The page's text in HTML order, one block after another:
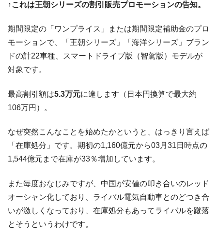
韓国政府『BYD』車への補助金を全廃 ⇒ 実
1.9倍！
在韓米国大使スティールが着韓！⇒ さっそ
く空港に詰めかけ「出て行け！」「極右勢力」のプラカー
ドを掲げる「在韓反米勢力」
ータセンター整備」⇒ だから無理だってば。
『Money1』
『Money1』
韓国『国民年金公団』株価暴落で200兆蒸
発。
『Money1』
韓国「橋が落ちました」⇒ 耐久性「なさす
ぎ」では。
『Money1』
韓国鉄鋼最大手『POSCO』ズブズブ沈む。
営業利益80.2％も減少
↑これは王朝シリーズの割引販売プロモーションの告知。
期間限定の「ワンプライス」または期間限定補助金のプロ
モーションで、「王朝シリーズ」「海洋シリーズ」ブラン
ドの計22車種、スマートドライブ版（智駕版）モデルが
対象です。
最高割引額は5.3万元に達します（日本円換算で最大約
106万円）。
なぜ突然こんなことを始めたかというと、はっきり言えば
「在庫処分」です。期初の1,160億元から03月31日時点の
1,544億元まで在庫が33％増加しています。
また毎度おなじみですが、中国が安値の叩き合いのレッド
オーシャン化しており、ライバル電気自動車とのどつき合
いが激しくなっており、在庫処分もあってライバルを蹴落
とそうというわけです。